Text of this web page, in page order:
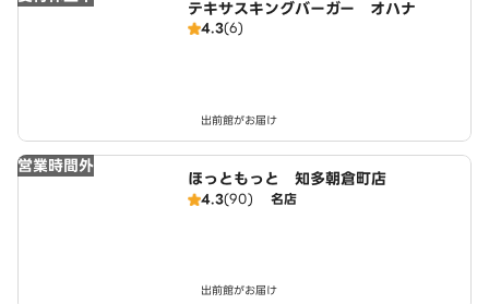
テキサスキングバーガー オハナ
4.3(6)
出前館がお届け
営業時間外
ほっともっと 知多朝倉町店
4.3(90) 名店
出前館がお届け